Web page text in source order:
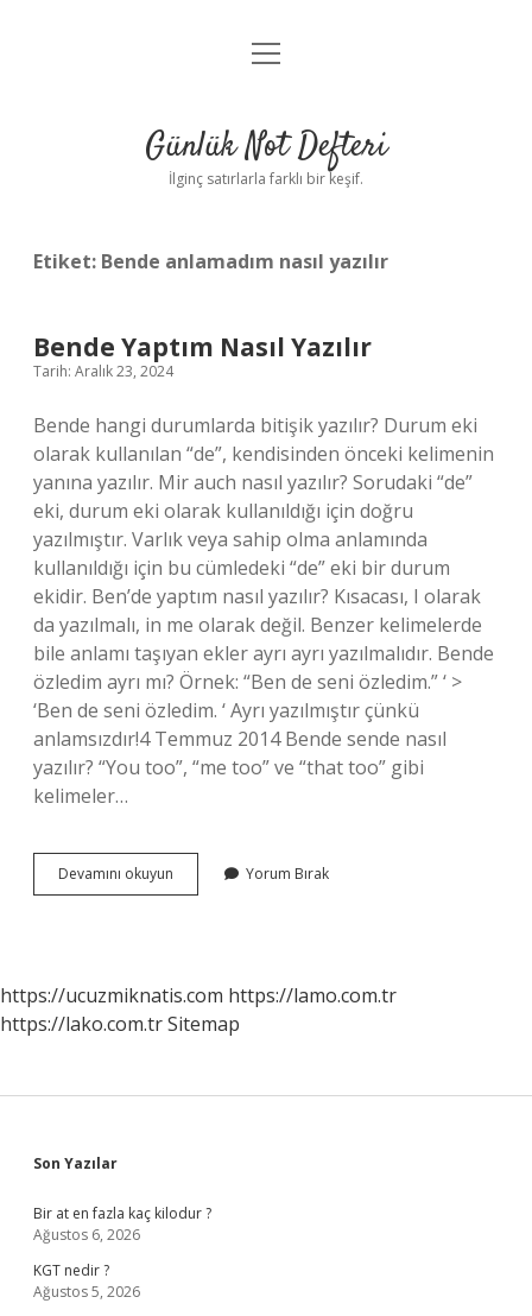
Anasayfa
Yasal Uyarı
menüyü
Günlük Not Defteri
İlginç satırlarla farklı bir keşif.
Etiket: Bende anlamadım nasıl yazılır
Bende Yaptım Nasıl Yazılır
Tarih: Aralık 23, 2024
Bende hangi durumlarda bitişik yazılır? Durum eki
olarak kullanılan “de”, kendisinden önceki kelimenin
yanına yazılır. Mir auch nasıl yazılır? Sorudaki “de”
eki, durum eki olarak kullanıldığı için doğru
yazılmıştır. Varlık veya sahip olma anlamında
kullanıldığı için bu cümledeki “de” eki bir durum
ekidir. Ben’de yaptım nasıl yazılır? Kısacası, I olarak
da yazılmalı, in me olarak değil. Benzer kelimelerde
bile anlamı taşıyan ekler ayrı ayrı yazılmalıdır. Bende
özledim ayrı mı? Örnek: “Ben de seni özledim.” ‘ >
‘Ben de seni özledim. ‘ Ayrı yazılmıştır çünkü
anlamsızdır!4 Temmuz 2014 Bende sende nasıl
yazılır? “You too”, “me too” ve “that too” gibi
kelimeler…
Devamını okuyun
Yaptım
Yorum Bırak
https://ucuzmiknatis.com https://lamo.com.tr
https://lako.com.trSitemap
Sidebar
Son Yazılar
Bir at en fazla kaç kilodur ?
Ağustos 6, 2026
KGT nedir ?
Ağustos 5, 2026